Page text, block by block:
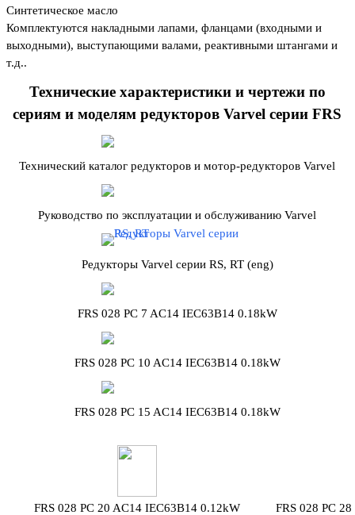
Синтетическое масло
Комплектуются накладными лапами, фланцами (входными и
выходными), выступающими валами, реактивными штангами и
т.д..
Технические характеристики и чертежи по
сериям и моделям редукторов Varvel серии FRS
Технический каталог редукторов и мотор-редукторов Varvel
Руководство по эксплуатации и обслуживанию Varvel
Редукторы Varvel серии RS, RT (eng)
FRS 028 PC 7 AC14 IEC63B14 0.18kW
FRS 028 PC 10 AC14 IEC63B14 0.18kW
FRS 028 PC 15 AC14 IEC63B14 0.18kW
FRS 028 PC 20 AC14 IEC63B14 0.12kW FRS 028 PC